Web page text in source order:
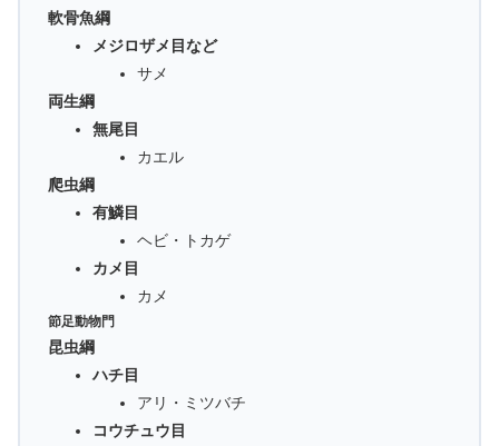
軟骨魚綱
メジロザメ目など
サメ
両生綱
無尾目
カエル
爬虫綱
有鱗目
ヘビ・トカゲ
カメ目
カメ
節足動物門
昆虫綱
ハチ目
アリ・ミツバチ
コウチュウ目